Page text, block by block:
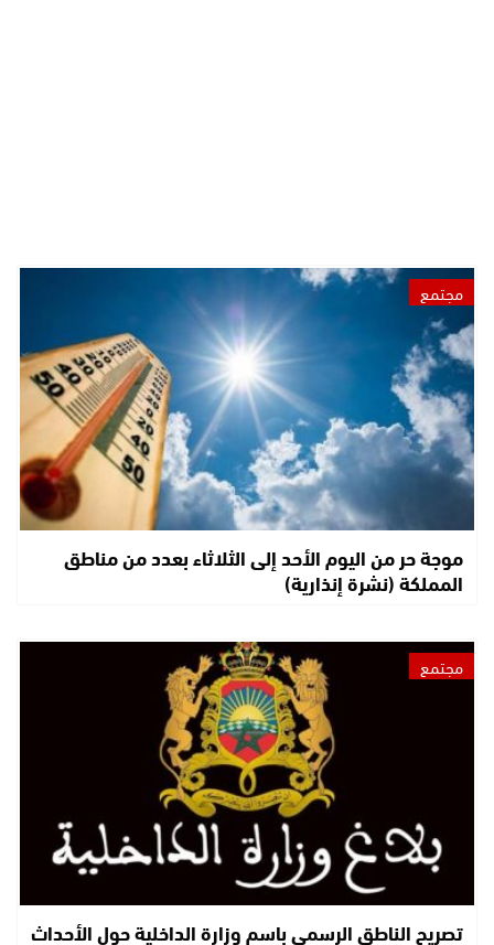
مجتمع
موجة حر من اليوم الأحد إلى الثلاثاء بعدد من مناطق
المملكة (نشرة إنذارية)
مجتمع
تصريح الناطق الرسمي باسم وزارة الداخلية حول الأحداث